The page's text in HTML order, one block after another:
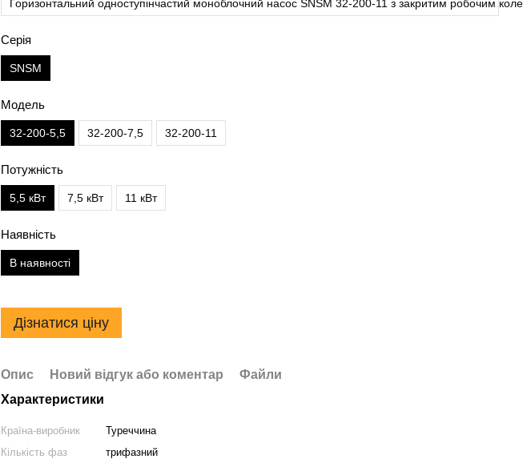
Горизонтальний одноступінчастий моноблочний насос SNSM 32-200-11 з закритим робочим
Серія
SNSM
Модель
32-200-5,5 32-200-7,5 32-200-11
Потужність
5,5 кВт 7,5 кВт 11 кВт
Наявність
В наявності
Дізнатися ціну
Опис Новий відгук або коментар
Файли
Характеристики
Країна-виробник
Туреччина
Кількість фаз
трифазний